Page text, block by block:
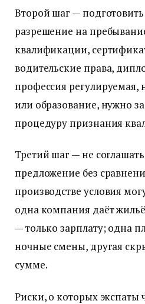
Второй шаг —
разрешение на
квалификации,
водительские права,
профессия
или образование, нужно
процедуру признания
Третий шаг — не
предложение без
производстве условия
одна компания даёт
— только зарплату; одна
ночные смены, другая
сумме.
Риски, о которых экспаты